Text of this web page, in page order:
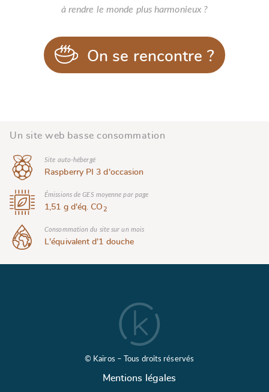
à rendre le monde plus harmonieux ?
On se rencontre ?
Un site web basse consommation
Site auto-hébergé
Raspberry PI 3 d'occasion
Émissions de GES moyenne par page
1,51 g d'éq. CO 2
Consommation du site sur un mois
L'équivalent d'1 douche
© Kaïros – Tous droits réservés
Mentions légales